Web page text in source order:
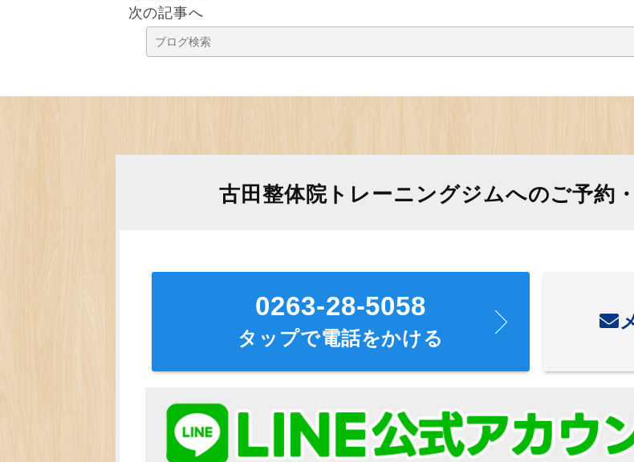
次の記事へ
古田整体院トレーニングジムへのご予約
0263-28-5058
タップで電話をかける